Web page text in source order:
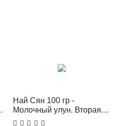
Най Сян 100 гр -
Молочный улун. Вторая
категория.